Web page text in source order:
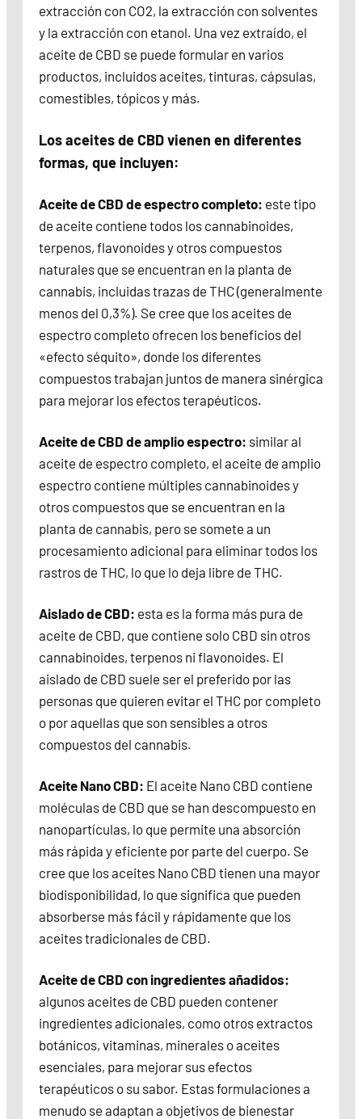
extracción con CO2, la extracción con solventes
y la extracción con etanol. Una vez extraído, el
aceite de CBD se puede formular en varios
productos, incluidos aceites, tinturas, cápsulas,
comestibles, tópicos y más.
Los aceites de CBD vienen en diferentes
formas, que incluyen:
Aceite de CBD de espectro completo: este tipo
de aceite contiene todos los cannabinoides,
terpenos, flavonoides y otros compuestos
naturales que se encuentran en la planta de
cannabis, incluidas trazas de THC (generalmente
menos del 0,3%). Se cree que los aceites de
espectro completo ofrecen los beneficios del
«efecto séquito», donde los diferentes
compuestos trabajan juntos de manera sinérgica
para mejorar los efectos terapéuticos.
Aceite de CBD de amplio espectro: similar al
aceite de espectro completo, el aceite de amplio
espectro contiene múltiples cannabinoides y
otros compuestos que se encuentran en la
planta de cannabis, pero se somete a un
procesamiento adicional para eliminar todos los
rastros de THC, lo que lo deja libre de THC.
Aislado de CBD: esta es la forma más pura de
aceite de CBD, que contiene solo CBD sin otros
cannabinoides, terpenos ni flavonoides. El
aislado de CBD suele ser el preferido por las
personas que quieren evitar el THC por completo
o por aquellas que son sensibles a otros
compuestos del cannabis.
Aceite Nano CBD: El aceite Nano CBD contiene
moléculas de CBD que se han descompuesto en
nanopartículas, lo que permite una absorción
más rápida y eficiente por parte del cuerpo. Se
cree que los aceites Nano CBD tienen una mayor
biodisponibilidad, lo que significa que pueden
absorberse más fácil y rápidamente que los
aceites tradicionales de CBD.
Aceite de CBD con ingredientes añadidos:
algunos aceites de CBD pueden contener
ingredientes adicionales, como otros extractos
botánicos, vitaminas, minerales o aceites
esenciales, para mejorar sus efectos
terapéuticos o su sabor. Estas formulaciones a
menudo se adaptan a objetivos de bienestar